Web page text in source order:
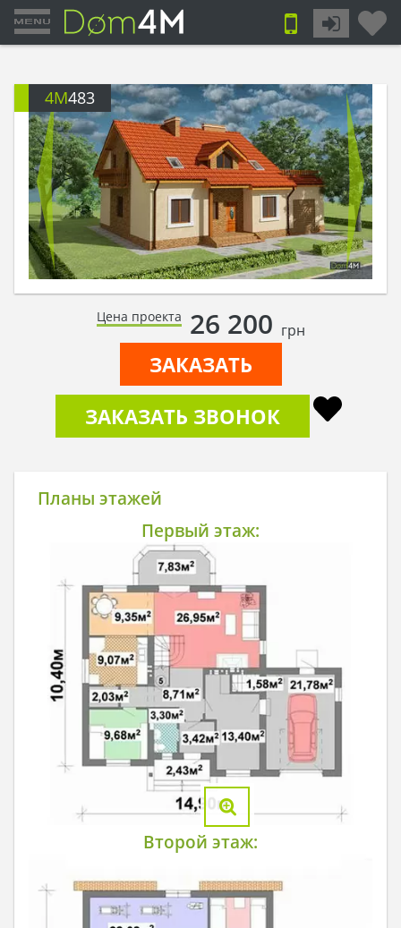
4M483
Цена проекта 26 200 грн
ЗАКАЗАТЬ
ЗАКАЗАТЬ ЗВОНОК
Планы этажей
Первый этаж:
Второй этаж: